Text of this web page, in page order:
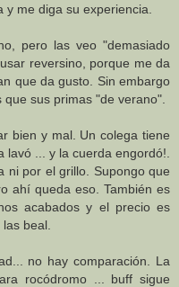
me diga su experiencia.
pero las veo "demasiado
reversino, porque me da
que da gusto. Sin embargo
sus primas "de verano".
bien y mal. Un colega tiene
... y la cuerda engordó!.
ni por el grillo. Supongo que
ahí queda eso. También es
acabados y el precio es
beal.
no hay comparación. La
rocódromo ... buff sigue